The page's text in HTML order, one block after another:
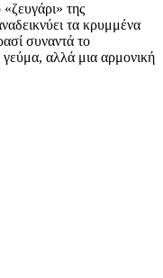
της
τα κρυμμένα
συναντά το
αλλά μια αρμονική